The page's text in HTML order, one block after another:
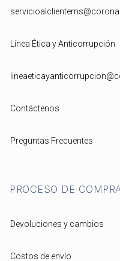
Línea Ética y Anticorrupción
Contáctenos
Preguntas Frecuentes
PROCESO DE
Devoluciones y cambios
Costos de envío